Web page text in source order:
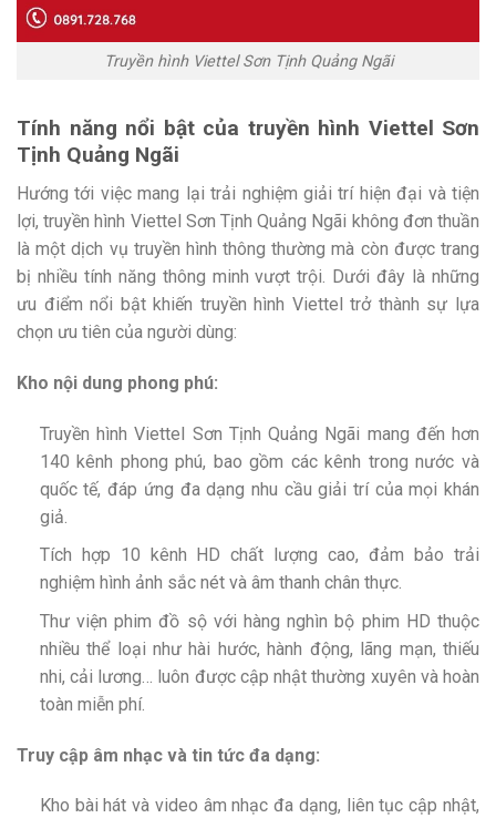
Truyền hình Viettel Sơn Tịnh Quảng Ngãi
Tính năng nổi bật của truyền hình Viettel Sơn
Tịnh Quảng Ngãi
Hướng tới việc mang lại trải nghiệm giải trí hiện đại và tiện
lợi, truyền hình Viettel Sơn Tịnh Quảng Ngãi không đơn thuần
là một dịch vụ truyền hình thông thường mà còn được trang
bị nhiều tính năng thông minh vượt trội. Dưới đây là những
ưu điểm nổi bật khiến truyền hình Viettel trở thành sự lựa
chọn ưu tiên của người dùng:
Kho nội dung phong phú:
Truyền hình Viettel Sơn Tịnh Quảng Ngãi mang đến hơn
140 kênh phong phú, bao gồm các kênh trong nước và
quốc tế, đáp ứng đa dạng nhu cầu giải trí của mọi khán
giả.
Tích hợp 10 kênh HD chất lượng cao, đảm bảo trải
nghiệm hình ảnh sắc nét và âm thanh chân thực.
Thư viện phim đồ sộ với hàng nghìn bộ phim HD thuộc
nhiều thể loại như hài hước, hành động, lãng mạn, thiếu
nhi, cải lương… luôn được cập nhật thường xuyên và hoàn
toàn miễn phí.
Truy cập âm nhạc và tin tức đa dạng:
Kho bài hát và video âm nhạc đa dạng, liên tục cập nhật,